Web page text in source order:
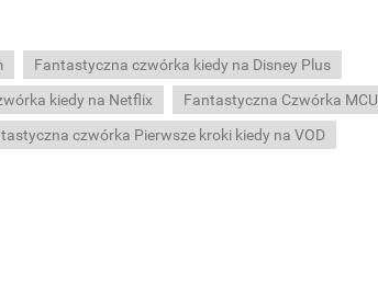
Fantastyczna czwórka kiedy na Disney Plus
kiedy na Netflix
Fantastyczna Czwórka MCU
czwórka Pierwsze kroki kiedy na VOD